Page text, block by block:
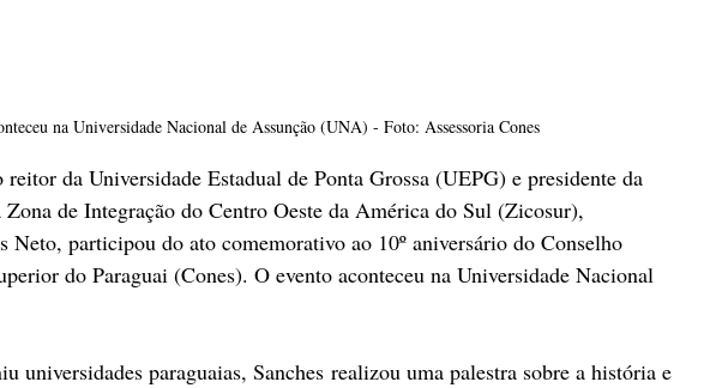
na Universidade Nacional de Assunção (UNA) - Foto: Assessoria Cones
da Universidade Estadual de Ponta Grossa (UEPG) e presidente da
Zona de Integração do Centro Oeste da América do Sul (Zicosur),
Neto, participou do ato comemorativo ao 10º aniversário do Conselho
do Paraguai (Cones). O evento aconteceu na Universidade Nacional
universidades paraguaias, Sanches realizou uma palestra sobre a história e